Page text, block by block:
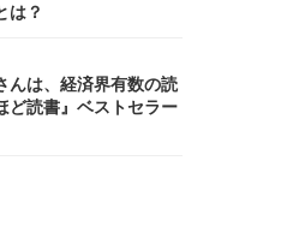
は？
んは、経済界有数の読
読書』ベストセラー